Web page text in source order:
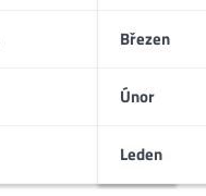
Březen
Únor
Leden